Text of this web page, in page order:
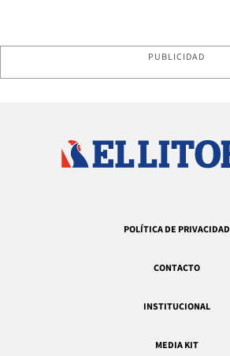
PUBLICIDAD
POLÍTICA DE PRIVACIDAD
CONTACTO
INSTITUCIONAL
MEDIA KIT